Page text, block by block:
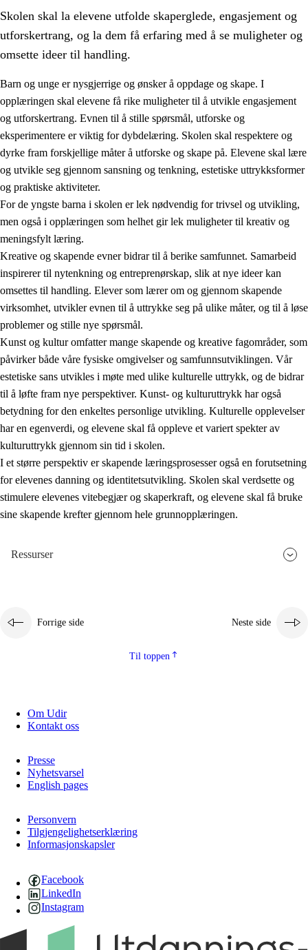
Opplæringens verdigrunnlag
1.1 Menneskeverdet
1.2 Identitet og kulturelt mangfold
1.3 Kritisk tenkning og etisk bevissthet
1.4 Skaperglede, engasjement og utforskertrang
1.5 Respekt for naturen og miljøbevissthet
1.6 Demokrati og medvirkning
Skolen skal la elevene utfolde skaperglede, engasjement og
utforskertrang, og la dem få erfaring med å se muligheter og
omsette ideer til handling.
Barn og unge er nysgjerrige og ønsker å oppdage og skape. I
opplæringen skal elevene få rike muligheter til å utvikle engasjement
og utforskertrang. Evnen til å stille spørsmål, utforske og
eksperimentere er viktig for dybdelæring. Skolen skal respektere og
dyrke fram forskjellige måter å utforske og skape på. Elevene skal lære
og utvikle seg gjennom sansning og tenkning, estetiske uttrykksformer
og praktiske aktiviteter.
For de yngste barna i skolen er lek nødvendig for trivsel og utvikling,
men også i opplæringen som helhet gir lek muligheter til kreativ og
meningsfylt læring.
Kreative og skapende evner bidrar til å berike samfunnet. Samarbeid
inspirerer til nytenkning og entreprenørskap, slik at nye ideer kan
omsettes til handling. Elever som lærer om og gjennom skapende
virksomhet, utvikler evnen til å uttrykke seg på ulike måter, og til å løse
problemer og stille nye spørsmål.
Kunst og kultur omfatter mange skapende og kreative fagområder, som
påvirker både våre fysiske omgivelser og samfunnsutviklingen. Vår
estetiske sans utvikles i møte med ulike kulturelle uttrykk, og de bidrar
til å løfte fram nye perspektiver. Kunst- og kulturuttrykk har også
betydning for den enkeltes personlige utvikling. Kulturelle opplevelser
har en egenverdi, og elevene skal få oppleve et variert spekter av
kulturuttrykk gjennom sin tid i skolen.
I et større perspektiv er skapende læringsprosesser også en forutsetning
for elevenes danning og identitetsutvikling. Skolen skal verdsette og
stimulere elevenes vitebegjær og skaperkraft, og elevene skal få bruke
sine skapende krefter gjennom hele grunnopplæringen.
Ressurser
Forrige side Neste side
Til toppen
Om Udir
Kontakt oss
Presse
Nyhetsvarsel
English pages
Personvern
Tilgjengelighetserklæring
Informasjonskapsler
Facebook
LinkedIn
Instagram